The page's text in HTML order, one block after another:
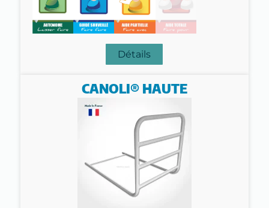
Détails
CANOLI® HAUTE